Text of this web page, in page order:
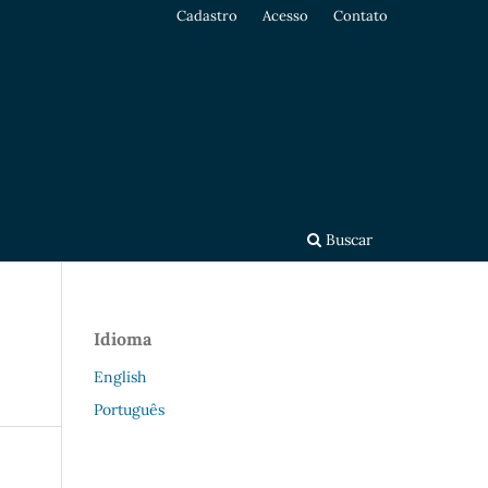
Buscar
Cadastro Acesso Contato
Idioma
English
Português